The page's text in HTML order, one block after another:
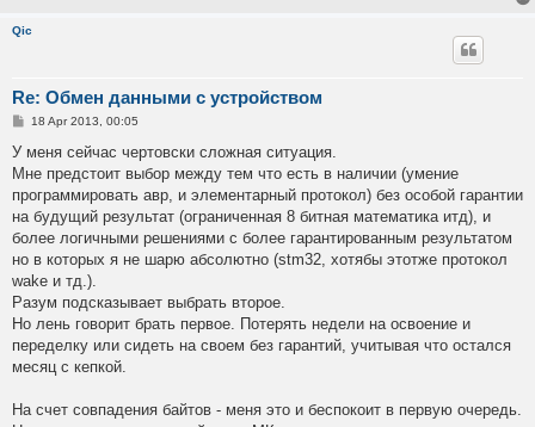
Qic
Re: Обмен данными с устройством
P
s
18 Apr 2013, 00:05
У меня сейчас чертовски сложная ситуация.
Мне предстоит выбор между тем что есть в наличии (умение
программировать авр, и элементарный протокол) без особой гарантии
на будущий результат (ограниченная 8 битная математика итд), и
более логичными решениями с более гарантированным результатом
но в которых я не шарю абсолютно (stm32, хотябы этотже протокол
wake и тд.).
Разум подсказывает выбрать второе.
Но лень говорит брать первое. Потерять недели на освоение и
переделку или сидеть на своем без гарантий, учитывая что остался
месяц с кепкой.
На счет совпадения байтов - меня это и беспокоит в первую очередь.